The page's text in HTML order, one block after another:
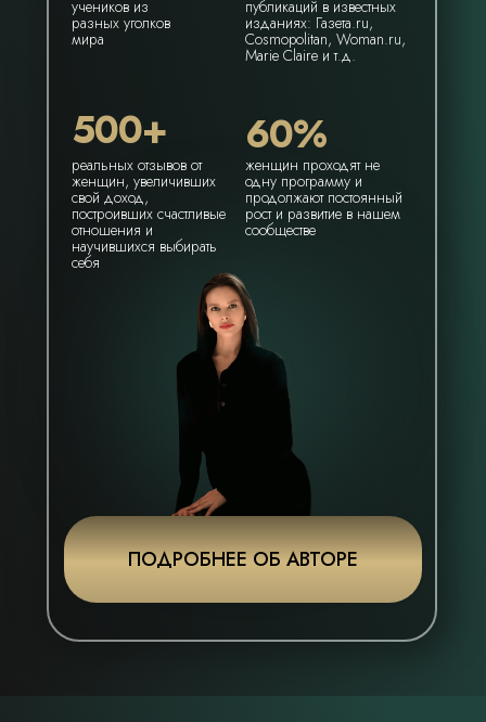
60%
500+
реальных отзывов от
женщин, увеличивших
свой доход,
построивших счастливые
отношения и
научившихся выбирать
себя
учеников из
разных уголков
мира
женщин проходят не
одну программу и
продолжают постоянный
рост и развитие в нашем
сообществе
публикаций в известных
изданиях: Газета.ru,
Cosmopolitan, Woman.ru,
Marie Claire и т.д.
ПОДРОБНЕЕ ОБ АВТОРЕ